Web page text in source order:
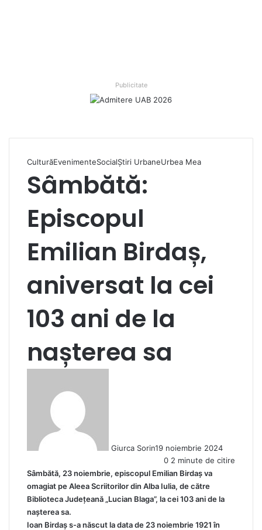
Publicitate
CulturăEvenimenteSocialŞtiri UrbaneUrbea Mea
Sâmbătă:
Episcopul
Emilian Birdaș,
aniversat la cei
103 ani de la
nașterea sa
Giurca Sorin19 noiembrie 2024
0 2 minute de citire
Sâmbătă, 23 noiembrie, episcopul Emilian Birdaș va
omagiat pe Aleea Scriitorilor din Alba Iulia, de către
Biblioteca Județeană „Lucian Blaga”, la cei 103 ani de la
nașterea sa.
Ioan Birdaș s-a născut la data de 23 noiembrie 1921 în